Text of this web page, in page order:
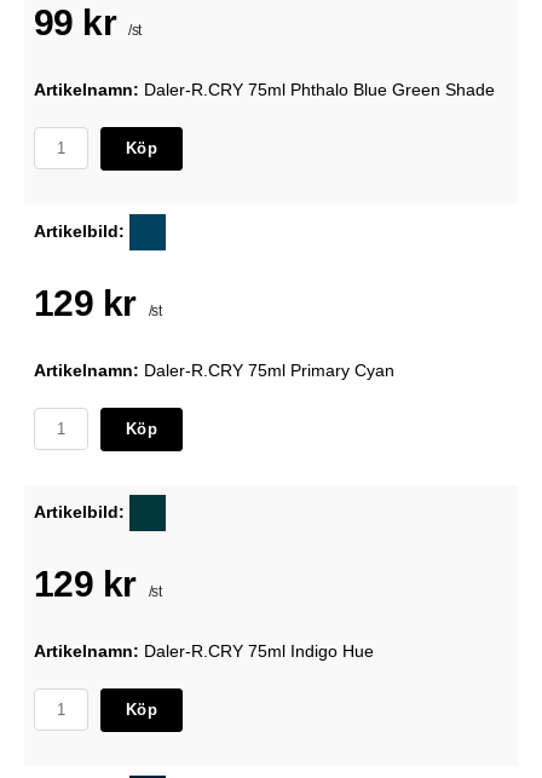
99 kr /st
Artikelnamn: Daler-R.CRY 75ml Phthalo Blue Green Shade
Köp
Artikelbild:
129 kr /st
Artikelnamn: Daler-R.CRY 75ml Primary Cyan
Köp
Artikelbild:
129 kr /st
Artikelnamn: Daler-R.CRY 75ml Indigo Hue
Köp